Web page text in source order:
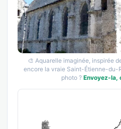
🎨 Aquarelle imaginée, inspirée
encore la vraie Saint-Étienne-du-
photo ? Envoyez-la,